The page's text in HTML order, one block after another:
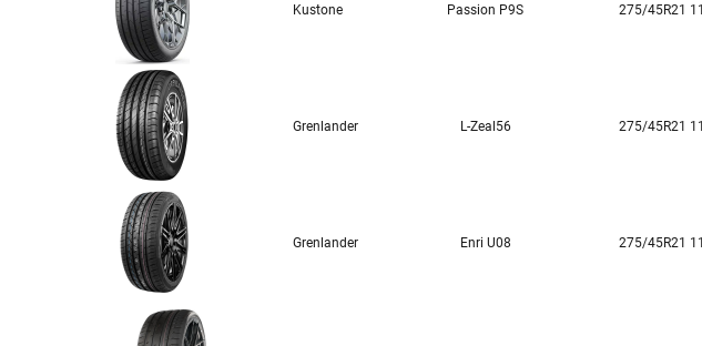
Kustone Passion P9S 275/45R21
Grenlander L-Zeal56 275/45R21
Grenlander Enri U08 275/45R21